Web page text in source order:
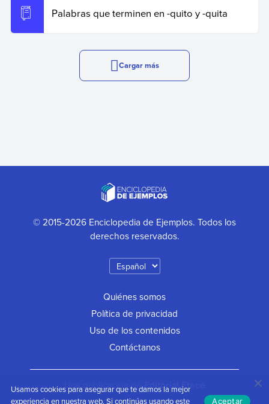
Palabras que terminen en -quito y -quita
Cargar más
© 2015-2026 Enciclopedia de Ejemplos. Todos los
derechos reservados.
Quiénes somos
Política de privacidad
Uso de los contenidos
Contáctanos
Una publicación deEditorial Etecé
Usamos cookies para asegurar que te damos la mejor
experiencia en nuestra web. Si continúas usando este
Aceptar